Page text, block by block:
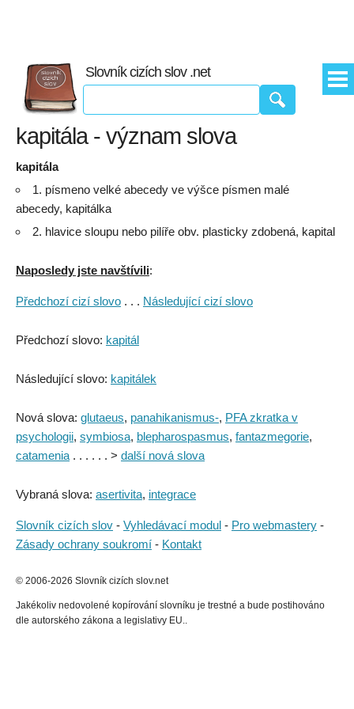
Slovník cizích slov .net
kapitála - význam slova
kapitála
1. písmeno velké abecedy ve výšce písmen malé
abecedy, kapitálka
2. hlavice sloupu nebo pilíře obv. plasticky zdobená, kapital
Naposledy jste navštívili:
Předchozí cizí slovo . . . Následující cizí slovo
Předchozí slovo: kapitál
Následující slovo: kapitálek
Nová slova: glutaeus, panahikanismus-, PFA zkratka v
psychologii, symbiosa, blepharospasmus, fantazmegorie,
catamenia . . . . . . > další nová slova
Vybraná slova: asertivita, integrace
Slovník cizích slov - Vyhledávací modul - Pro webmastery -
Zásady ochrany soukromí - Kontakt
© 2006-2026 Slovník cizích slov.net
Jakékoliv nedovolené kopírování slovníku je trestné a bude postihováno
dle autorského zákona a legislativy EU..